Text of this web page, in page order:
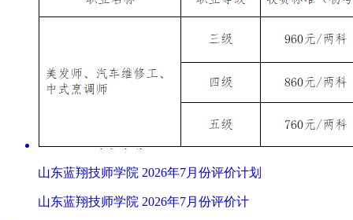
山东蓝翔技师学院 2026年7月份评价计划
山东蓝翔技师学院 2026年7月份评价计